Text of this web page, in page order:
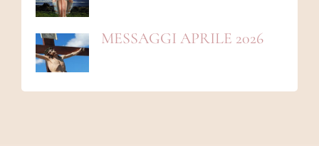
MESSAGGI APRILE 2026